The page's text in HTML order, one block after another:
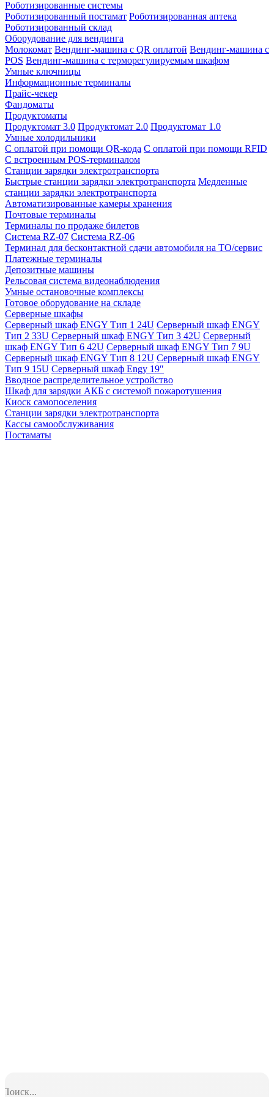
Роботизированные системы
Роботизированный постамат Роботизированная аптека
Роботизированный склад
Оборудование для вендинга
Молокомат Вендинг-машина с QR оплатой Вендинг-машина с
POS Вендинг-машина с терморегулируемым шкафом
Умные ключницы
Информационные терминалы
Прайс-чекер
Фандоматы
Продуктоматы
Продуктомат 3.0 Продуктомат 2.0 Продуктомат 1.0
Умные холодильники
С оплатой при помощи QR-кода С оплатой при помощи RFID
С встроенным POS-терминалом
Станции зарядки электротранспорта
Быстрые станции зарядки электротранспорта Медленные
станции зарядки электротранспорта
Автоматизированные камеры хранения
Почтовые терминалы
Терминалы по продаже билетов
Система RZ-07 Система RZ-06
Терминал для бесконтактной сдачи автомобиля на ТО/сервис
Платежные терминалы
Депозитные машины
Рельсовая система видеонаблюдения
Умные остановочные комплексы
Готовое оборудование на складе
Серверные шкафы
Серверный шкаф ENGY Тип 1 24U Серверный шкаф ENGY
Тип 2 33U Серверный шкаф ENGY Тип 3 42U Серверный
шкаф ENGY Тип 6 42U Серверный шкаф ENGY Тип 7 9U
Серверный шкаф ENGY Тип 8 12U Серверный шкаф ENGY
Тип 9 15U Серверный шкаф Engy 19″
Вводное распределительное устройство
Шкаф для зарядки АКБ с системой пожаротушения
Киоск самопоселения
Станции зарядки электротранспорта
Кассы самообслуживания
Постаматы